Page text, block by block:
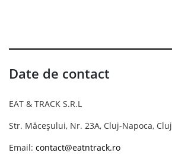
Date de contact
EAT & TRACK S.R.L
Str. Măceșului, Nr. 23A, Cluj-Napoca, Cluj
Email: contact@eatntrack.ro